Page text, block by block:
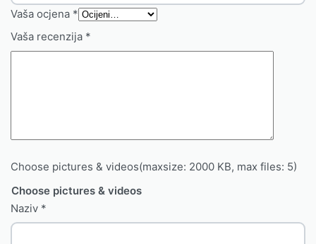
Vaša ocjena *
Vaša recenzija *
Choose pictures & videos(maxsize: 2000 KB, max files: 5)
Choose pictures & videos
Naziv *